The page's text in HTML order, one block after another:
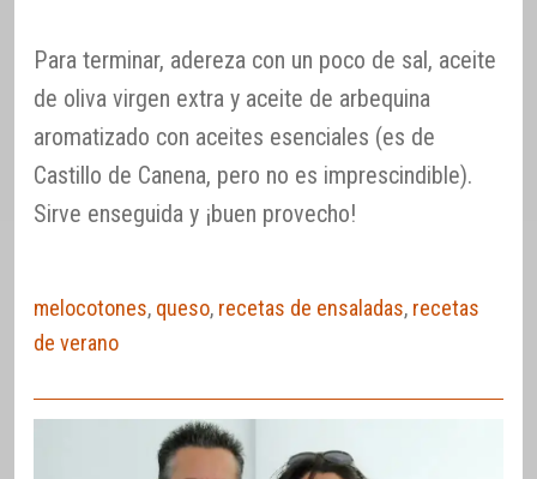
Para terminar, adereza con un poco de sal, aceite
de oliva virgen extra y aceite de arbequina
aromatizado con aceites esenciales (es de
Castillo de Canena, pero no es imprescindible).
Sirve enseguida y ¡buen provecho!
melocotones, queso, recetas de ensaladas, recetas
de verano